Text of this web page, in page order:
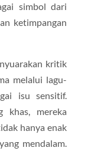
simbol dari
ketimpangan
kritik
melalui lagu-
isu sensitif.
khas, mereka
hanya enak
mendalam.